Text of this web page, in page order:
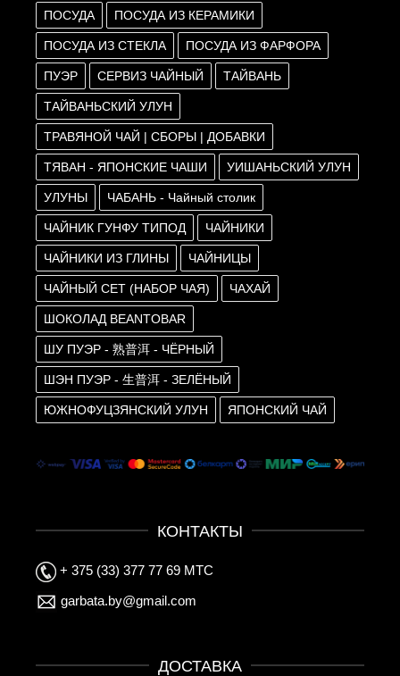
ПОСУДА ПОСУДА ИЗ КЕРАМИКИ
ПОСУДА ИЗ СТЕКЛА ПОСУДА ИЗ ФАРФОРА
ПУЭР СЕРВИЗ ЧАЙНЫЙ ТАЙВАНЬ
ТАЙВАНЬСКИЙ УЛУН
ТРАВЯНОЙ ЧАЙ | СБОРЫ | ДОБАВКИ
ТЯВАН - ЯПОНСКИЕ ЧАШИ УИШАНЬСКИЙ УЛУН
УЛУНЫ ЧАБАНЬ - Чайный столик
ЧАЙНИК ГУНФУ ТИПОД ЧАЙНИКИ
ЧАЙНИКИ ИЗ ГЛИНЫ ЧАЙНИЦЫ
ЧАЙНЫЙ СЕТ (НАБОР ЧАЯ) ЧАХАЙ
ШОКОЛАД BEANTOBAR
ШУ ПУЭР - 熟普洱 - ЧЁРНЫЙ
ШЭН ПУЭР - 生普洱 - ЗЕЛЁНЫЙ
ЮЖНОФУЦЗЯНСКИЙ УЛУН ЯПОНСКИЙ ЧАЙ
КОНТАКТЫ
+ 375 (33) 377 77 69 МТС
garbata.by@gmail.com
ДОСТАВКА